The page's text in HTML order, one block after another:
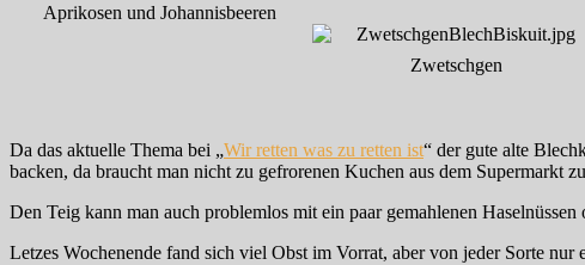
Aprikosen und Johannisbeeren
Zwetschgen
Da das aktuelle Thema bei „Wir retten was zu retten ist“ der gute alte
backen, da braucht man nicht zu gefrorenen Kuchen aus dem Supermarkt
Den Teig kann man auch problemlos mit ein paar gemahlenen
Letzes Wochenende fand sich viel Obst im Vorrat, aber von jeder Sorte